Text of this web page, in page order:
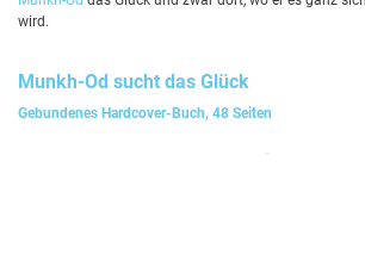
wird.
Munkh-Od sucht das Glück
Gebundenes Hardcover-Buch, 48 Seiten